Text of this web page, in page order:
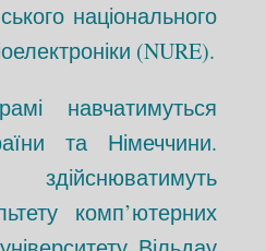
національного
(NURE).
навчатимуться
та Німеччини.
комп’ютерних